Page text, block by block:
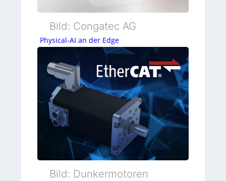
Bild: Congatec AG
Physical-AI an der Edge
Bild: Dunkermotoren